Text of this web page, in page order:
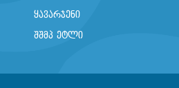
ყავარჯენი
შშმპ ეტლი